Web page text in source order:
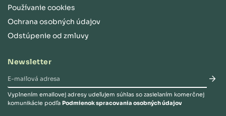
Používanie cookies
Ochrana osobných údajov
Odstúpenie od zmluvy
Newsletter
Vyplnením emailovej adresy udeľujem súhlas so zasielaním komerčnej
komunikácie podľa Podmienok spracovania osobných údajov